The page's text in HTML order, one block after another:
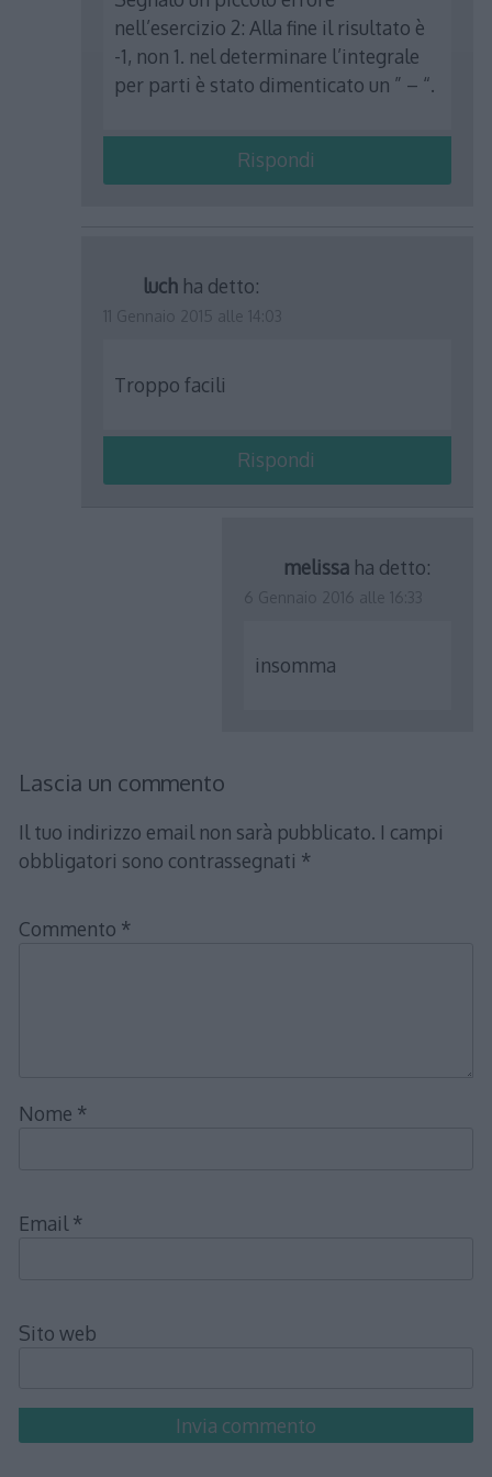
nell’esercizio 2: Alla fine il risultato è
-1, non 1. nel determinare l’integrale
per parti è stato dimenticato un ” – “.
Rispondi
luch ha detto:
Troppo facili
Rispondi
melissa ha detto:
insomma
Lascia un commento
Il tuo indirizzo email non sarà pubblicato. I campi
obbligatori sono contrassegnati *
Commento *
Nome *
Email *
Sito web